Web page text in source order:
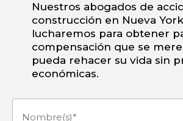
Nuestros abogados de
construcción en Nueva
lucharemos para obtener
compensación que se
pueda rehacer su vida sin
económicas.
Nombre(s)